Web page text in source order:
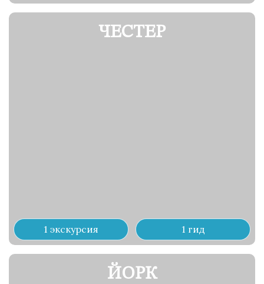
ЧЕСТЕР
1 экскурсия 1 гид
ЙОРК